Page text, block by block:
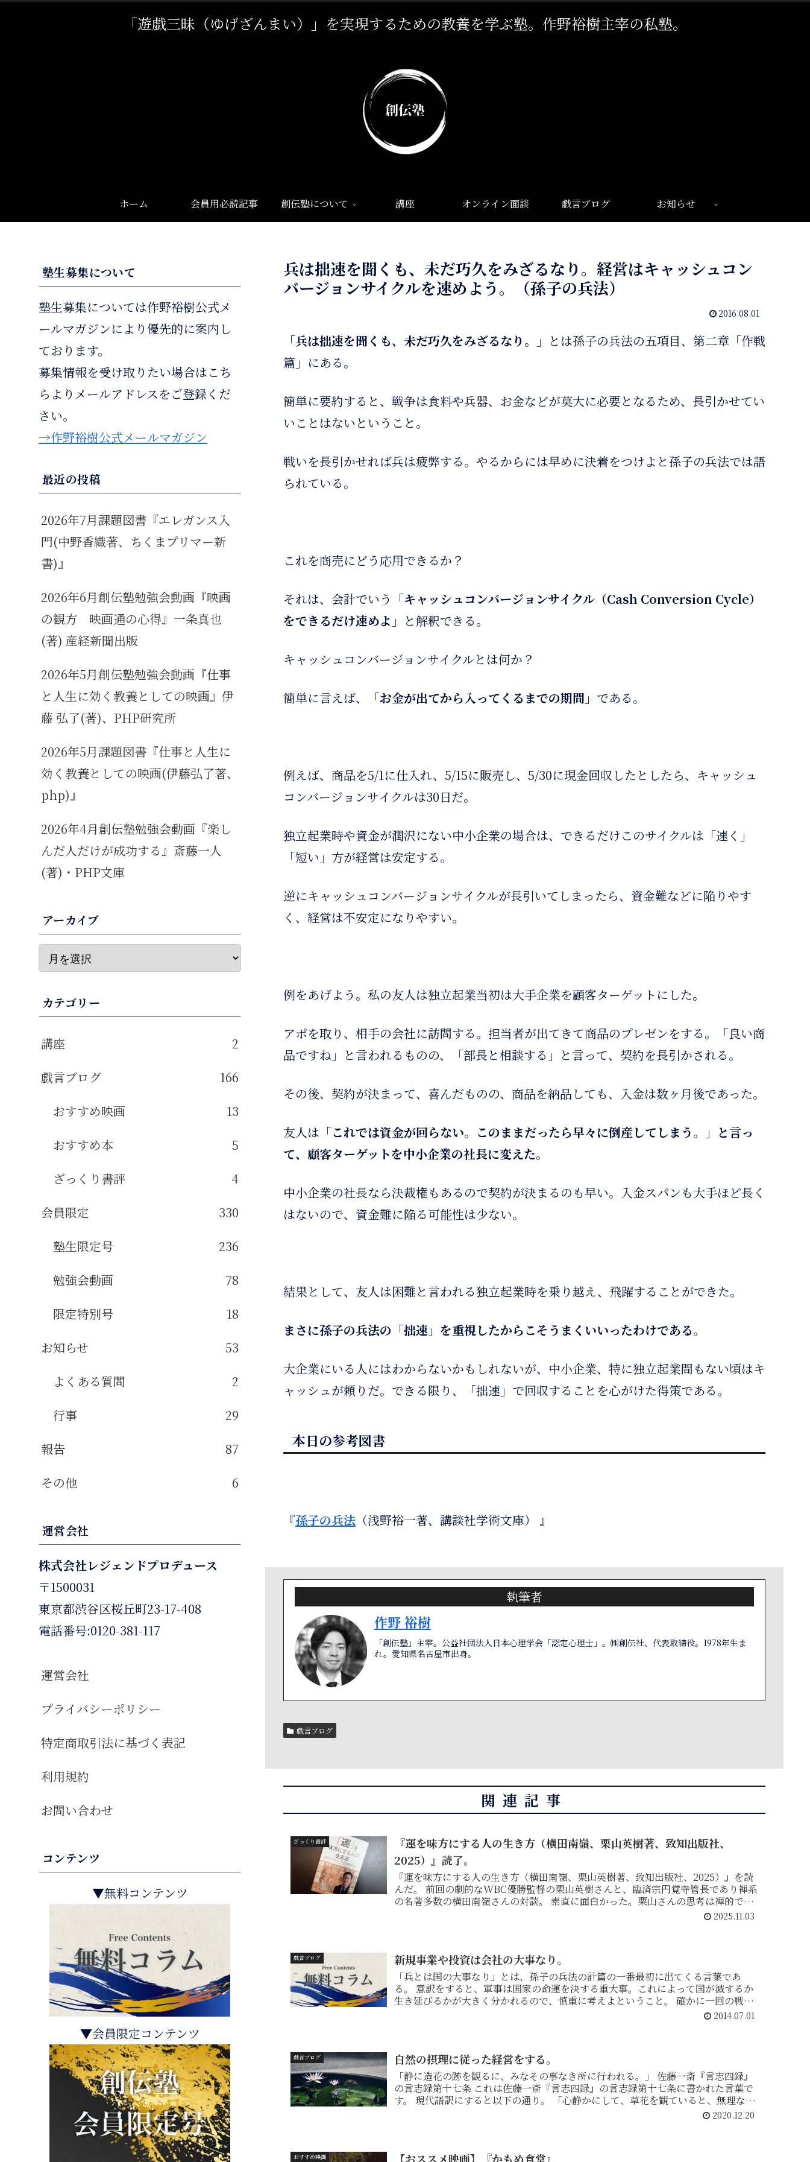
「遊戯三昧（ゆげざんまい）」を実現するための教養を学ぶ塾。作野裕樹主宰の私塾。
ホーム 会員用必読記事 創伝塾について 講座 オンライン面談 戯言ブログ お知らせ
兵は拙速を聞くも、未だ巧久をみざるなり。経営はキャッシュコン
バージョンサイクルを速めよう。（孫子の兵法）
2016.08.01
「兵は拙速を聞くも、未だ巧久をみざるなり。」 とは孫子の兵法の五項目、第二章「作戦
篇」にある。
簡単に要約すると、戦争は食料や兵器、お金などが莫大に必要となるため、長引かせてい
いことはないということ。
戦いを長引かせれば兵は疲弊する。やるからには早めに決着をつけよと孫子の兵法では語
られている。
これを商売にどう応用できるか？
それは、会計でいう 「キャッシュコンバージョンサイクル（Cash Conversion Cycle）
をできるだけ速めよ」 と解釈できる。
キャッシュコンバージョンサイクルとは何か？
簡単に言えば、 「お金が出てから入ってくるまでの期間」 である。
例えば、商品を5/1に仕入れ、5/15に販売し、5/30に現金回収したとしたら、キャッシュ
コンバージョンサイクルは30日だ。
独立起業時や資金が潤沢にない中小企業の場合は、できるだけこのサイクルは「速く」
「短い」方が経営は安定する。
逆にキャッシュコンバージョンサイクルが長引いてしまったら、資金難などに陥りやす
く、経営は不安定になりやすい。
例をあげよう。私の友人は独立起業当初は大手企業を顧客ターゲットにした。
アポを取り、相手の会社に訪問する。担当者が出てきて商品のプレゼンをする。「良い商
品ですね」と言われるものの、「部長と相談する」と言って、契約を長引かされる。
その後、契約が決まって、喜んだものの、商品を納品しても、入金は数ヶ月後であった。
友人は 「これでは資金が回らない。このままだったら早々に倒産してしまう。」と言っ
て、顧客ターゲットを中小企業の社長に変えた。
中小企業の社長なら決裁権もあるので契約が決まるのも早い。入金スパンも大手ほど長く
はないので、資金難に陥る可能性は少ない。
結果として、友人は困難と言われる独立起業時を乗り越え、飛躍することができた。
まさに孫子の兵法の「拙速」を重視したからこそうまくいいったわけである。
大企業にいる人にはわからないかもしれないが、中小企業、特に独立起業間もない頃はキ
ャッシュが頼りだ。できる限り、「拙速」で回収することを心がけた得策である。
本日の参考図書
『孫子の兵法 （浅野裕一著、講談社学術文庫） 』
執筆者
作野 裕樹
「創伝塾」主宰。公益社団法人日本心理学会「認定心理士」。㈱創伝社、代表取締役。1978年生ま
れ。愛知県名古屋市出身。
戯言ブログ
関連記事
ざっくり書評
『運を味方にする人の生き方（横田南嶺、栗山英樹著、致知出版社、
2025）』読了。
『運を味方にする人の生き方（横田南嶺、栗山英樹著、致知出版社、2025）』を読
んだ。 前回の劇的なWBC優勝監督の栗山英樹さんと、臨済宗円覚寺管長であり禅系
の名著多数の横田南嶺さんの対談。 素直に面白かった。栗山さんの思考は禅的では
2025.11.03
戯言ブログ 新規事業や投資は会社の大事なり。
「兵とは国の大事なり」とは、孫子の兵法の計篇の一番最初に出てくる言葉であ
る。 意訳をすると、軍事は国家の命運を決する重大事。これによって国が滅するか
生き延びるかが大きく分かれるので、慎重に考えよということ。 確かに一回の戦争
2014.07.01
戯言ブログ 自然の摂理に従った経営をする。
「静に造花の跡を観るに、みなその事なき所に行われる。」 佐藤一斎『言志四録』
の言志録第十七条 これは佐藤一斎『言志四録』の言志録第十七条に書かれた言葉で
す。 現代語訳にすると以下の通り。 「心静かにして、草花を観ていると、無理なく
2020.12.20
おすすめ映画 【おススメ映画】『かもめ食堂』
塾生募集について
塾生募集については作野裕樹公式メ
ールマガジンにより優先的に案内し
ております。
募集情報を受け取りたい場合はこち
らよりメールアドレスをご登録くだ
さい。
→作野裕樹公式メールマガジン
最近の投稿
2026年7月課題図書『エレガンス入
門(中野香織著、ちくまプリマー新
書)』
2026年6月創伝塾勉強会動画『映画
の観方 映画通の心得』一条真也
(著) 産経新聞出版
2026年5月創伝塾勉強会動画『仕事
と人生に効く教養としての映画』伊
藤 弘了(著)、PHP研究所
2026年5月課題図書『仕事と人生に
効く教養としての映画(伊藤弘了著、
php)』
2026年4月創伝塾勉強会動画『楽し
んだ人だけが成功する』斎藤一人
(著)・PHP文庫
アーカイブ
カテゴリー
講座
2
戯言ブログ
166
おすすめ映画
13
おすすめ本
5
ざっくり書評
4
会員限定
330
塾生限定号
236
勉強会動画
78
限定特別号
18
お知らせ
53
よくある質問
2
行事
29
報告
87
その他
6
運営会社
株式会社レジェンドプロデュース
〒1500031
東京都渋谷区桜丘町23-17-408
電話番号:0120-381-117
運営会社
プライバシーポリシー
特定商取引法に基づく表記
利用規約
お問い合わせ
コンテンツ
▼無料コンテンツ
▼会員限定コンテンツ